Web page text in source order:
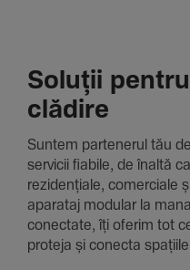
Soluții
clădire
Suntem parte­nerul tău
servicii fiabile, de înaltă
rezi­den­țiale, comer­ciale
aparataj modular la
conec­tate, îți oferim tot
proteja și conecta